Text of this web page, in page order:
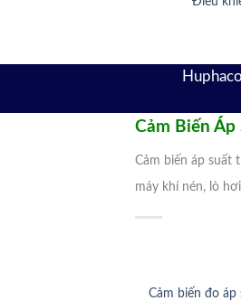
Cảm Biến Áp
Cảm biến áp suất
máy khí nén, lò
Cảm biến đo